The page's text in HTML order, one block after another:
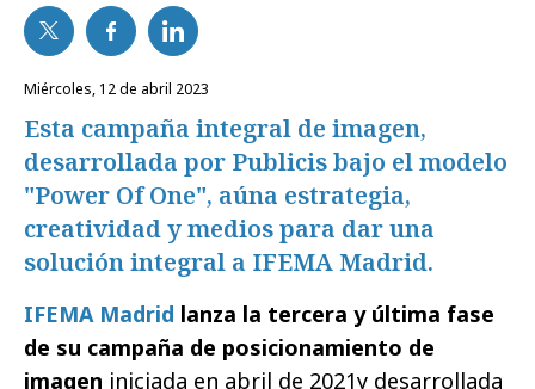
miércoles, 12 de abril 2023
Esta campaña integral de imagen,
desarrollada por Publicis bajo el modelo
"Power Of One", aúna estrategia,
creatividad y medios para dar una
solución integral a IFEMA Madrid.
IFEMA Madrid lanza la tercera y última fase
de su campaña de posicionamiento de
imagen iniciada en abril de 2021y desarrollada